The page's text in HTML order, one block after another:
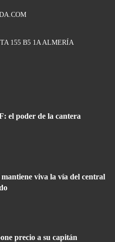
155 B5 1A ALMERÍA
el poder de la cantera
viva la vía del central
precio a su capitán